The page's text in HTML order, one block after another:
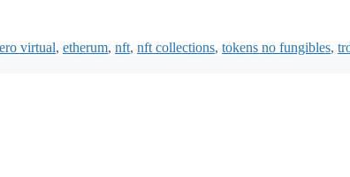
virtual, etherum, nft, nft collections, tokens no fungibles,